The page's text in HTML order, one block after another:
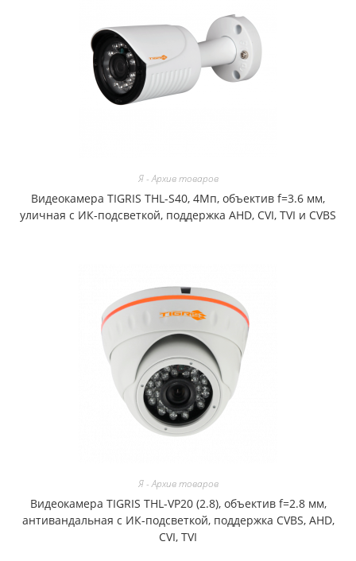
Я - Архив товаров
Видеокамера TIGRIS THL-S40, 4Мп, объектив f=3.6 мм,
уличная с ИК-подсветкой, поддержка AHD, CVI, TVI и CVBS
Я - Архив товаров
Видеокамера TIGRIS THL-VP20 (2.8), объектив f=2.8 мм,
антивандальная с ИК-подсветкой, поддержка CVBS, AHD,
CVI, TVI